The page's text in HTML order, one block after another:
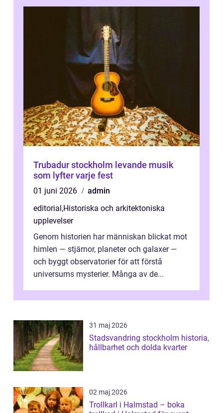
Trubadur stockholm levande musik
som lyfter varje fest
01 juni 2026
admin
editorial,Historiska och arkitektoniska
upplevelser
Genom historien har människan blickat mot
himlen — stjärnor, planeter och galaxer —
och byggt observatorier för att förstå
universums mysterier. Många av de...
31 maj 2026
Stadsvandring stockholm historia,
hållbarhet och dolda kvarter
02 maj 2026
Trollkarl i Halmstad – boka